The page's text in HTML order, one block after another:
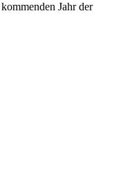
Jahr der